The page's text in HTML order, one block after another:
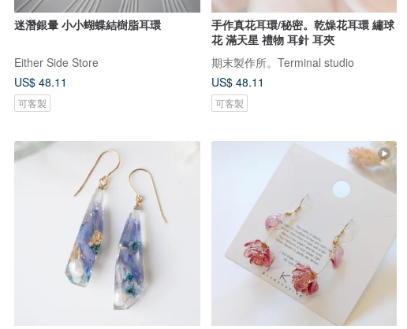
迷潛銀暈 小小蝴蝶結樹脂耳環
Either Side Store
US$ 48.11
可客製
手作真花耳環/秘密。乾燥花耳環 繡球
花 滿天星 禮物 耳針 耳夾
期末製作所。Terminal studio
US$ 48.11
可客製